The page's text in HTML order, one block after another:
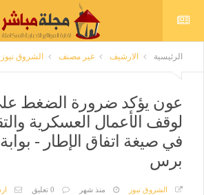
الرئيسية الارشيف غير مصنف الشروق نيوز
عون يؤكد ضرورة الضغط
لوقف الأعمال العسكرية
في صيغة اتفاق الإطار - بوابة
برس
الشروق نيوز منذ شهر 0 تعليق